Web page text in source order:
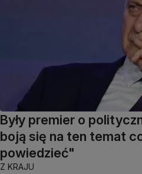
Były premier o
boją się na ten temat
powiedzieć"
Z KRAJU